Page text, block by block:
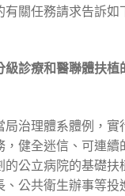
關任務請求告訴如
診療和醫聯體扶植
理體系體例，實
健全迷信、可連續
的公立病院的基礎扶
、公共衛生辦事等投